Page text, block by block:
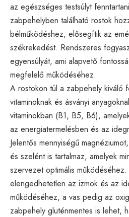
az egészséges testsúlyt
zabpehelyben található rostok
bélműködéshez, elősegítik az
székrekedést. Rendszeres
egyensúlyát, ami alapvető
megfelelő működéséhez.
A rostokon túl a zabpehely kiváló
vitaminoknak és ásványi
vitaminokban (B1, B5, B6),
az energiatermelésben és az
Jelentős mennyiségű
és szelént is tartalmaz, amelyek
szervezet optimális
elengedhetetlen az izmok és az
működéséhez, a vas pedig az
zabpehely gluténmentes is lehet,